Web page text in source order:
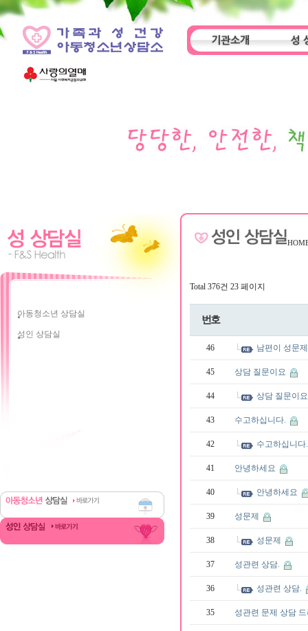
기관소개 성
아동청소년 상담실
성인 상담실
Total 376건 23 페이지
번호
46 남편이 성문
45 상담 질문이요
44 상담 질문이
43 수고하십니다.
42 수고하십니
41 안녕하세요
40 안녕하세요
39 성문제
38 성문제
37 성관련 상담.
36 성관련 상담.
35 성관련 문제 상담